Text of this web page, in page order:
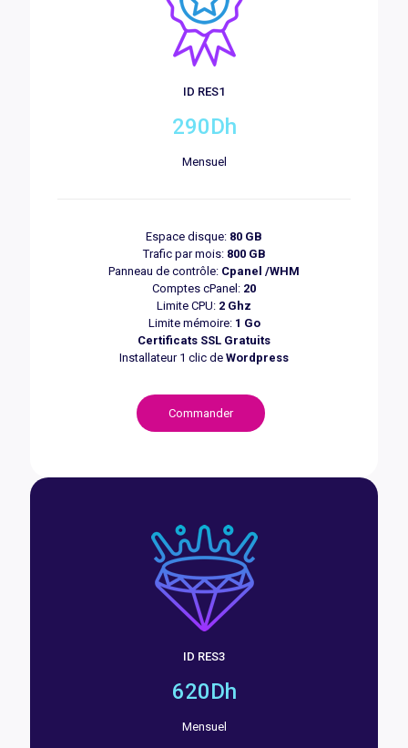
ID RES1
290Dh
Mensuel
Espace disque: 80 GB
Trafic par mois: 800 GB
Panneau de contrôle: Cpanel /WHM
Comptes cPanel: 20
Limite CPU: 2 Ghz
Limite mémoire: 1 Go
Certificats SSL Gratuits
Installateur 1 clic de Wordpress
Commander
ID RES3
620Dh
Mensuel